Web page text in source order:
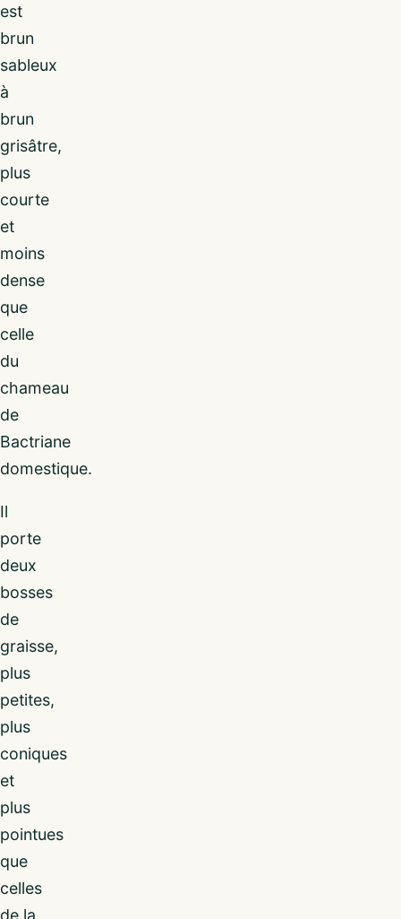
est
brun
sableux
à
brun
grisâtre,
plus
courte
et
moins
dense
que
celle
du
chameau
de
Bactriane
domestique.
Il
porte
deux
bosses
de
graisse,
plus
petites,
plus
coniques
et
plus
pointues
que
celles